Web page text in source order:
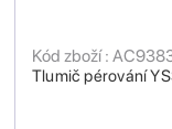
Tlumič pérování
Kód zboží :